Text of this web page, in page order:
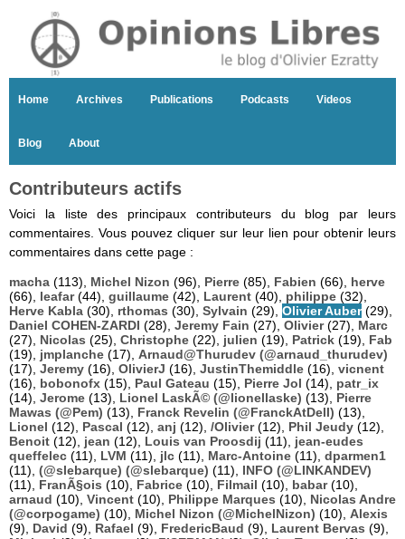
Home Archives Publications Podcasts Videos
Blog About
Contributeurs actifs
Voici la liste des principaux contributeurs du blog par leurs
commentaires. Vous pouvez cliquer sur leur lien pour obtenir leurs
commentaires dans cette page :
macha (113), Michel Nizon (96), Pierre (85), Fabien (66), herve
(66), leafar(44), guillaume (42), Laurent (40), philippe (32),
Herve Kabla (30), rthomas (30), Sylvain (29), Olivier Auber (29),
Daniel COHEN-ZARDI (28), Jeremy Fain (27), Olivier(27), Marc
(27), Nicolas (25), Christophe (22), julien (19), Patrick (19), Fab
(19), jmplanche (17), Arnaud@Thurudev (@arnaud_thurudev)
(17), Jeremy (16), OlivierJ (16), JustinThemiddle (16), vicnent
(16), bobonofx (15), Paul Gateau (15), Pierre Jol (14), patr_ix
(14), Jerome (13), Lionel LaskÃ© (@lionellaske) (13), Pierre
Mawas (@Pem) (13), Franck Revelin (@FranckAtDell) (13),
Lionel (12), Pascal (12), anj (12), /Olivier(12), Phil Jeudy (12),
Benoit (12), jean (12), Louis van Proosdij (11), jean-eudes
queffelec (11), LVM (11), jlc (11), Marc-Antoine (11), dparmen1
(11), (@slebarque) (@slebarque) (11), INFO (@LINKANDEV)
(11), FranÃ§ois (10), Fabrice (10), Filmail (10), babar(10),
arnaud (10), Vincent (10), Philippe Marques (10), Nicolas Andre
(@corpogame) (10), Michel Nizon (@MichelNizon) (10), Alexis
(9), David (9), Rafael (9), FredericBaud (9), Laurent Bervas (9),